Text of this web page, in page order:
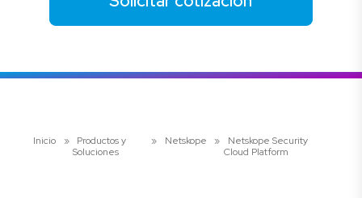
Inicio »
Productos y
Soluciones
» Netskope »
Netskope Security
Cloud Platform